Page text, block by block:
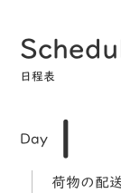
日程表
Day 1
荷物の配